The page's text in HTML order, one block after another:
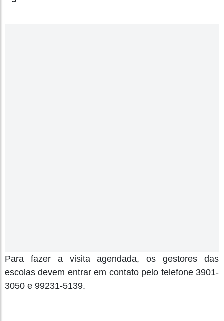
Para fazer a visita agendada, os gestores das
escolas devem entrar em contato pelo telefone 3901-
3050 e 99231-5139.